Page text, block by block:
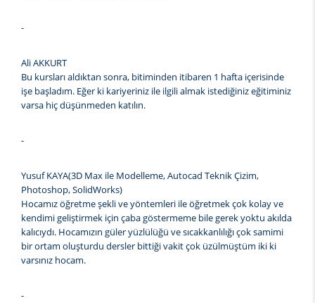
-
Ali AKKURT
Bu kursları aldıktan sonra, bitiminden itibaren 1 hafta içerisinde
işe başladım. Eğer ki kariyeriniz ile ilgili almak istediğiniz eğitiminiz
varsa hiç düşünmeden katılın.
-
Yusuf KAYA(3D Max ile Modelleme, Autocad Teknik Çizim,
Photoshop, SolidWorks)
Hocamız öğretme şekli ve yöntemleri ile öğretmek çok kolay ve
kendimi geliştirmek için çaba göstermeme bile gerek yoktu akılda
kalıcıydı. Hocamızın güler yüzlülüğü ve sıcakkanlılığı çok samimi
bir ortam oluşturdu dersler bittiği vakit çok üzülmüştüm iki ki
varsınız hocam.
-